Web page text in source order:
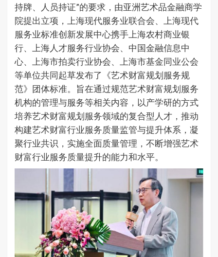
持牌、人员持证”的要求，由亚洲艺术品金融商学
院提出立项，上海现代服务业联合会、上海现代
服务业标准创新发展中心携手上海农村商业银
行、上海人才服务行业协会、中国金融信息中
心、上海市拍卖行业协会、上海市基金同业公会
等单位共同起草发布了《艺术财富规划服务规
范》团体标准。旨在通过规范艺术财富规划服务
机构的管理与服务等相关内容，以产学研的方式
培养艺术财富规划服务领域的复合型人才，推动
构建艺术财富行业服务质量监管与提升体系，凝
聚行业共识，实施全面质量管理，不断增强艺术
财富行业服务质量提升的能力和水平。